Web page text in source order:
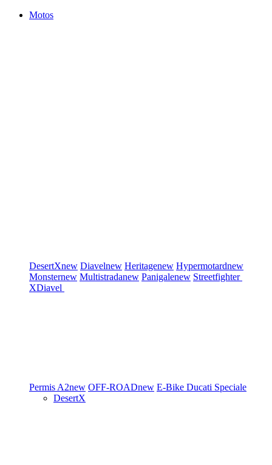
Motos
DesertXnew Diavelnew Heritagenew Hypermotardnew
Monsternew Multistradanew Panigalenew Streetfighter
XDiavel
Permis A2new OFF-ROADnew E-Bike Ducati Speciale
DesertX